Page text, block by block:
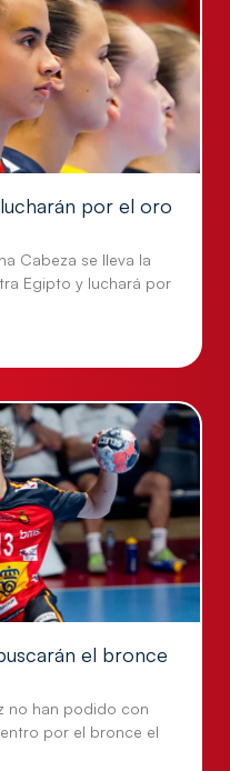
por el oro
Cabeza se lleva la
Egipto y luchará por
el bronce
no han podido con
por el bronce el